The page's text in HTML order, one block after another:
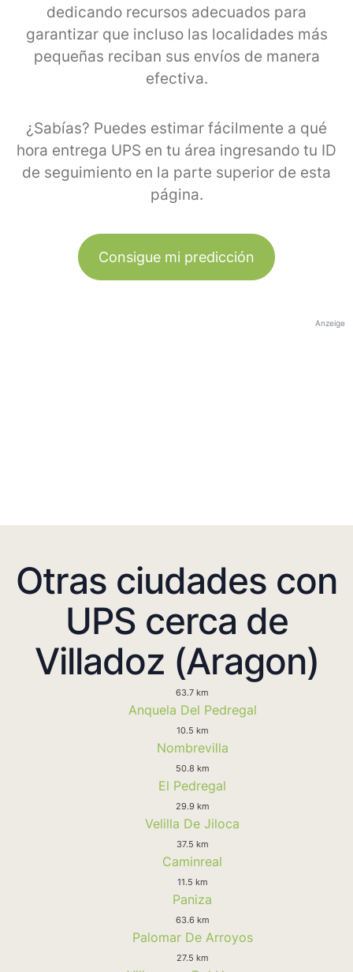
dedicando recursos adecuados para
garantizar que incluso las localidades más
pequeñas reciban sus envíos de manera
efectiva.
¿Sabías? Puedes estimar fácilmente a qué
hora entrega UPS en tu área ingresando tu ID
de seguimiento en la parte superior de esta
página.
Consigue mi predicción
Anzeige
Otras ciudades con
UPS cerca de
Villadoz (Aragon)
63.7 km
Anquela Del Pedregal
10.5 km
Nombrevilla
50.8 km
El Pedregal
29.9 km
Velilla De Jiloca
37.5 km
Caminreal
11.5 km
Paniza
63.6 km
Palomar De Arroyos
27.5 km